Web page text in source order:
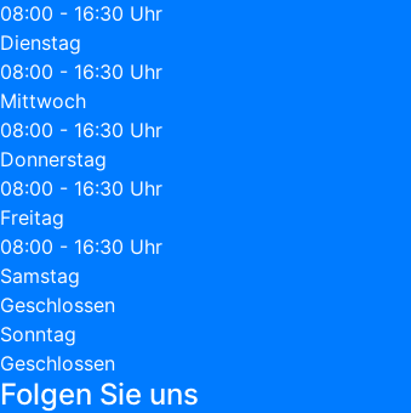
08:00 - 16:30 Uhr
Dienstag
08:00 - 16:30 Uhr
Mittwoch
08:00 - 16:30 Uhr
Donnerstag
08:00 - 16:30 Uhr
Freitag
08:00 - 16:30 Uhr
Samstag
Geschlossen
Sonntag
Geschlossen
Folgen Sie uns